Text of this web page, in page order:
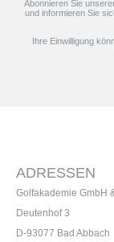
Abonnieren Sie
und informieren Sie
Ihre Einwilligung
ADRESSEN
Golfakademie GmbH
Deutenhof 3
D-93077 Bad Abbach